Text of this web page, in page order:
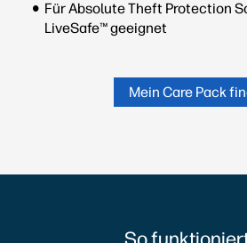
Für Absolute Theft Protection
LiveSafe™ geeignet
Mein Care Pack